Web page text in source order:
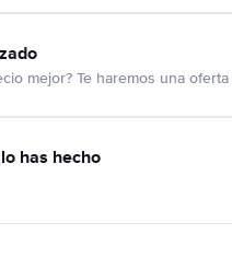
mejor? Te haremos una oferta
has hecho